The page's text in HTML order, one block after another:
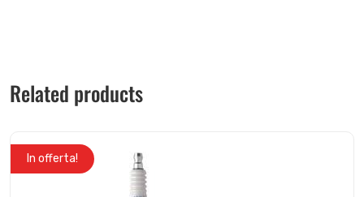
Related products
In offerta!